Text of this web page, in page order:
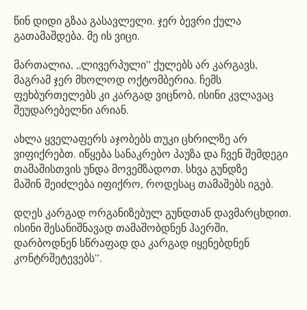
წინ დიდი გზაა გასავლელი. ჯერ ბევრი ქულა
გათამაშდება. მე ის ვიცი.
მართალია, „ლივერპული” ქულებს არ კარგავს,
მაგრამ ჯერ მხოლოდ ოქტომბერია. ჩემს
ფეხბურთელებს კი კარგად ვიცნობ, ისინი კვლავაც
შეუდარებელნი არიან.
ახლა ყველაფერს აჯობებს თუკი ცხრილზე არ
ვიფიქრებთ. იწყება სანაკრებო პაუზა და ჩვენ შემდეგი
თამაშისთვის უნდა მოვემზადოთ. სხვა გუნდზე
მაშინ შეიძლება იფიქრო, როდესაც თამაშებს იგებ.
დღეს კარგად ორგანიზებულ გუნდთან დავმარცხდით.
ისინი შესანიშნავად თამაშობდნენ ჰაერში,
დარბოდნენ სწრაფად და კარგად იყენებდნენ
კონტრშეტევებს”.